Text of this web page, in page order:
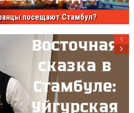
посещают Стамбул?